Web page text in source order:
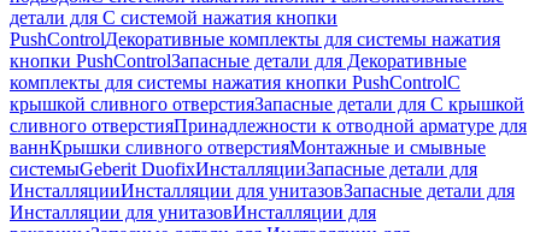
детали для С системой нажатия кнопки
PushControlДекоративные комплекты для системы нажатия
кнопки PushControlЗапасные детали для Декоративные
комплекты для системы нажатия кнопки PushControlС
крышкой сливного отверстияЗапасные детали для С крышкой
сливного отверстияПринадлежности к отводной арматуре для
ваннКрышки сливного отверстияМонтажные и смывные
системыGeberit DuofixИнсталляцииЗапасные детали для
ИнсталляцииИнсталляции для унитазовЗапасные детали для
Инсталляции для унитазовИнсталляции для